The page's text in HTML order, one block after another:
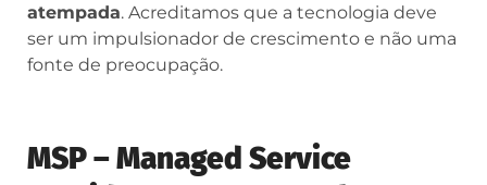
atempada. Acreditamos que a tecnologia deve
ser um impulsionador de crescimento e não uma
fonte de preocupação.
MSP – Managed Service